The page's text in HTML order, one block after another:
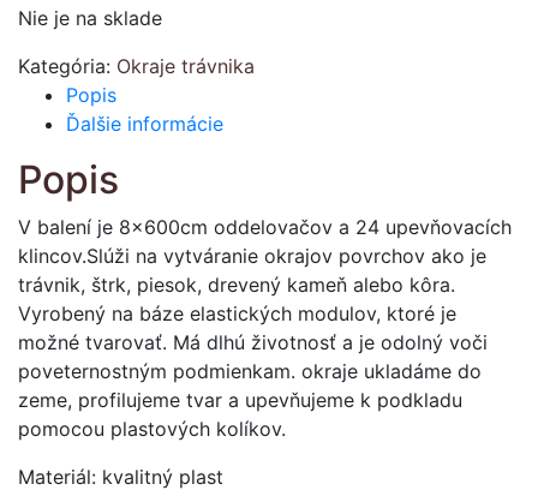
Nie je na sklade
Kategória: Okraje trávnika
Popis
Ďalšie informácie
Popis
V balení je 8x600cm oddelovačov a 24 upevňovacích
klincov.Slúži na vytváranie okrajov povrchov ako je
trávnik, štrk, piesok, drevený kameň alebo kôra.
Vyrobený na báze elastických modulov, ktoré je
možné tvarovať. Má dlhú životnosť a je odolný voči
poveternostným podmienkam. okraje ukladáme do
zeme, profilujeme tvar a upevňujeme k podkladu
pomocou plastových kolíkov.
Materiál: kvalitný plast